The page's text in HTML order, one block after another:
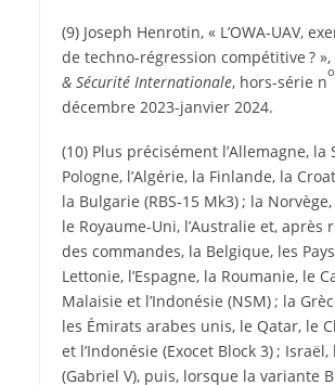
(9) Joseph Henrotin, « L’OWA-UAV,
de techno-régression compétitive ? »,
& Sécurité Internationale, hors-série n
o
décembre 2023-janvier 2024.
(10) Plus précisément l’Allemagne, la
Pologne, l’Algérie, la Finlande, la
la Bulgarie (RBS‑15 Mk3) ; la
le Royaume-Uni, l’Australie et, après
des commandes, la Belgique, les
Lettonie, l’Espagne, la Roumanie, le
Malaisie et l’Indonésie (NSM) ; la
les Émirats arabes unis, le Qatar, le
et l’Indonésie (Exocet Block 3) ;
(Gabriel V), puis, lorsque la variante